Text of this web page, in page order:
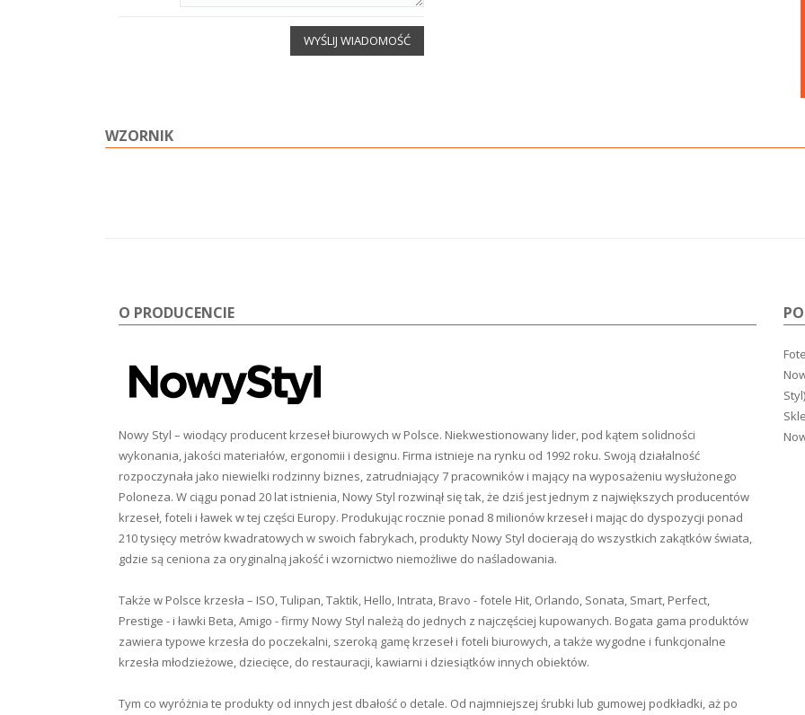
WYŚLIJ WIADOMOŚĆ
WZORNIK
O PRODUCENCIE
Nowy Styl – wiodący producent krzeseł biurowych w Polsce. Niekwestionowany lider, pod kątem solidności
wykonania, jakości materiałów, ergonomii i designu. Firma istnieje na rynku od 1992 roku. Swoją działalność
rozpoczynała jako niewielki rodzinny biznes, zatrudniający 7 pracowników i mający na wyposażeniu wysłużonego
Poloneza. W ciągu ponad 20 lat istnienia, Nowy Styl rozwinął się tak, że dziś jest jednym z największych producentów
krzeseł, foteli i ławek w tej części Europy. Produkując rocznie ponad 8 milionów krzeseł i mając do dyspozycji ponad
210 tysięcy metrów kwadratowych w swoich fabrykach, produkty Nowy Styl docierają do wszystkich zakątków świata,
gdzie są ceniona za oryginalną jakość i wzornictwo niemożliwe do naśladowania.
Także w Polsce krzesła – ISO, Tulipan, Taktik, Hello, Intrata, Bravo - fotele Hit, Orlando, Sonata, Smart, Perfect,
Prestige - i ławki Beta, Amigo - firmy Nowy Styl należą do jednych z najczęściej kupowanych. Bogata gama produktów
zawiera typowe krzesła do poczekalni, szeroką gamę krzeseł i foteli biurowych, a także wygodne i funkcjonalne
krzesła młodzieżowe, dziecięce, do restauracji, kawiarni i dziesiątków innych obiektów.
Tym co wyróżnia te produkty od innych jest dbałość o detale. Od najmniejszej śrubki lub gumowej podkładki, aż po
Styl)